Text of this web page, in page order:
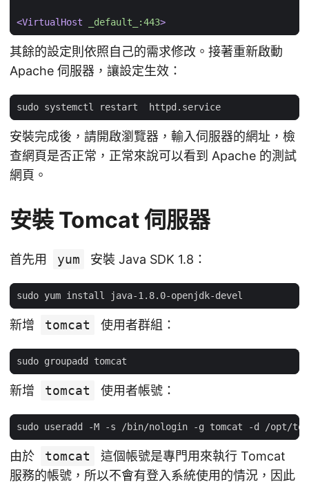
<VirtualHost _default_:443>
其餘的設定則依照自己的需求修改。接著重新啟動
Apache 伺服器，讓設定生效：
安裝完成後，請開啟瀏覽器，輸入伺服器的網址，檢
查網頁是否正常，正常來說可以看到 Apache 的測試
網頁。
安裝 Tomcat 伺服器
首先用 yum 安裝 Java SDK 1.8：
新增 tomcat 使用者群組：
新增 tomcat 使用者帳號：
由於 tomcat
這個帳號是專門用來執行 Tomcat
服務的帳號，所以不會有登入系統使用的情況，因此